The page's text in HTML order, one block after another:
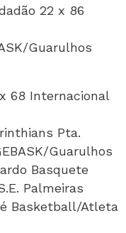
22 x 86
Guarulhos
68 Internacional
Pta.
Guarulhos
Basquete
Palmeiras
Basketball/Atleta